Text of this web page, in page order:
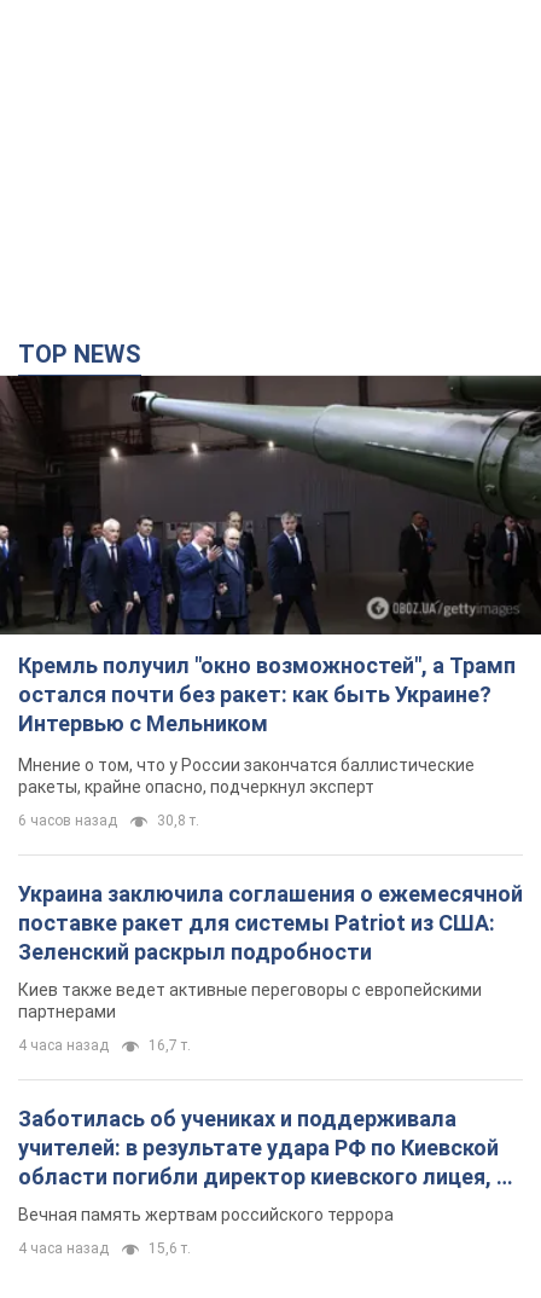
TOP NEWS
Кремль получил "окно возможностей", а Трамп
остался почти без ракет: как быть Украине?
Интервью с Мельником
Мнение о том, что у России закончатся баллистические
ракеты, крайне опасно, подчеркнул эксперт
6 часов назад 30,8 т.
Украина заключила соглашения о ежемесячной
поставке ракет для системы Patriot из США:
Зеленский раскрыл подробности
Киев также ведет активные переговоры с европейскими
партнерами
4 часа назад 16,7 т.
Заботилась об учениках и поддерживала
учителей: в результате удара РФ по Киевской
области погибли директор киевского лицея, её
муж и внук
Вечная память жертвам российского террора
4 часа назад 15,6 т.